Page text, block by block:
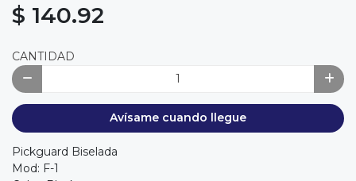
$ 140.92
CANTIDAD
Avísame cuando llegue
Pickguard Biselada
Mod: F-1